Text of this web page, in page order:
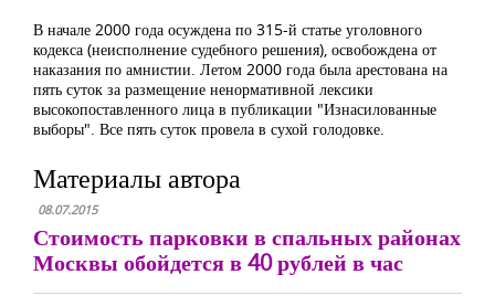
В начале 2000 года осуждена по 315-й статье уголовного
кодекса (неисполнение судебного решения), освобождена от
наказания по амнистии. Летом 2000 года была арестована на
пять суток за размещение ненормативной лексики
высокопоставленного лица в публикации "Изнасилованные
выборы". Все пять суток провела в сухой голодовке.
Материалы автора
08.07.2015
Стоимость парковки в спальных районах
Москвы обойдется в 40 рублей в час